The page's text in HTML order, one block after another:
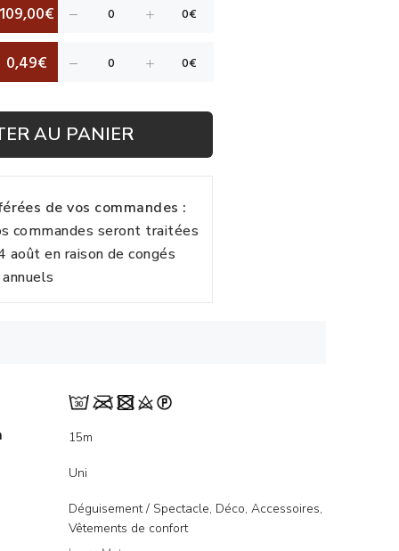
109,00€
0,49€
AU PANIER
de vos commandes :
commandes seront traitées
août en raison de congés
annuels
15m
Uni
Déguisement / Spectacle, Déco, Accessoires,
Vêtements de confort